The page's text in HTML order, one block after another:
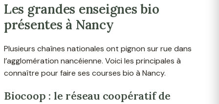
Les grandes enseignes bio
présentes à Nancy
Plusieurs chaînes nationales ont pignon sur rue dans
l’agglomération nancéienne. Voici les principales à
connaître pour faire ses courses bio à Nancy.
Biocoop : le réseau coopératif de